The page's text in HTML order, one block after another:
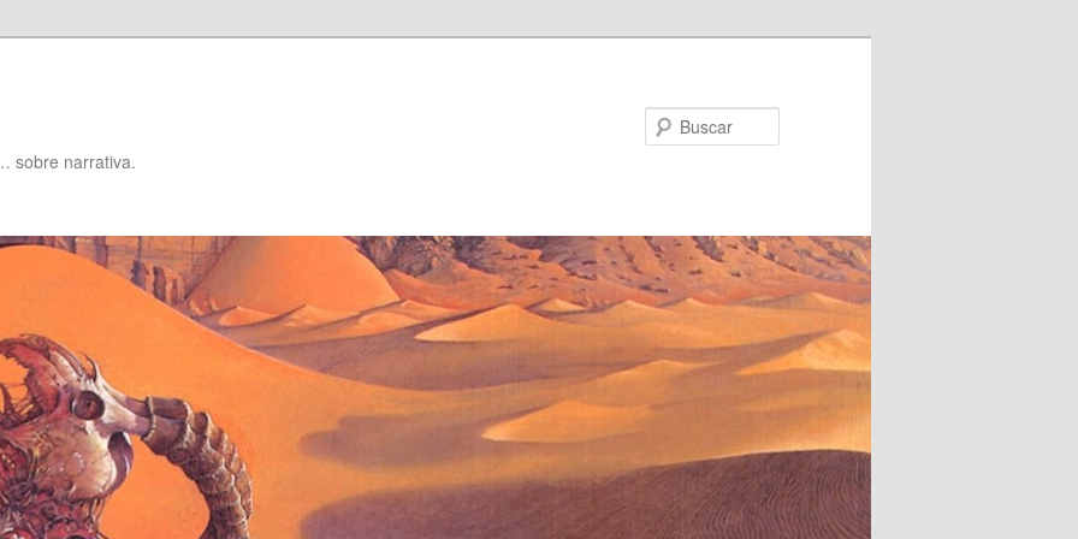
sobre narrativa.